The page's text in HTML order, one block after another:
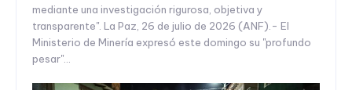
mediante una investigación rigurosa, objetiva y
transparente". La Paz, 26 de julio de 2026 (ANF).- El
Ministerio de Minería expresó este domingo su "profundo
pesar"...